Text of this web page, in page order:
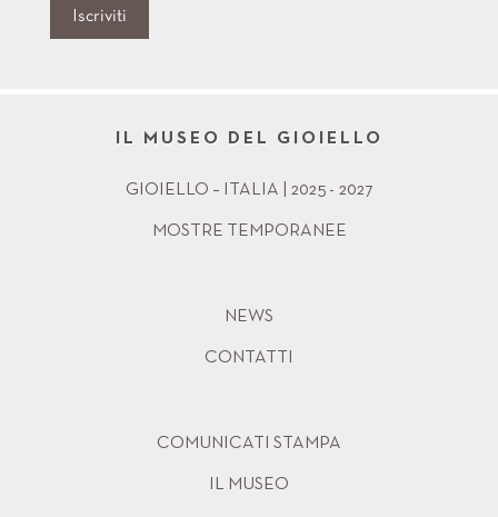
Iscriviti
IL MUSEO DEL GIOIELLO
GIOIELLO – ITALIA | 2025 - 2027
MOSTRE TEMPORANEE
NEWS
CONTATTI
COMUNICATI STAMPA
IL MUSEO